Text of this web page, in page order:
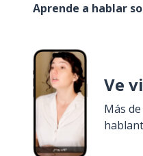
Aprende a hablar
Ve
Más